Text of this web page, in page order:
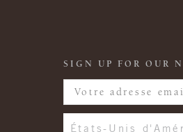
SIGN UP FOR OUR